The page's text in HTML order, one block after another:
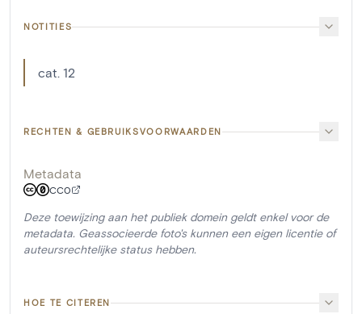
NOTITIES
cat. 12
RECHTEN & GEBRUIKSVOORWAARDEN
Metadata
CC0
Deze toewijzing aan het publiek domein geldt enkel voor de
metadata. Geassocieerde foto's kunnen een eigen licentie of
auteursrechtelijke status hebben.
HOE TE CITEREN